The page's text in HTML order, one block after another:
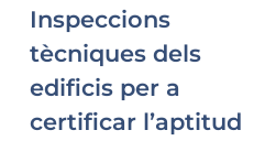
Inspeccions
tècniques dels
edificis per a
certificar l’aptitud